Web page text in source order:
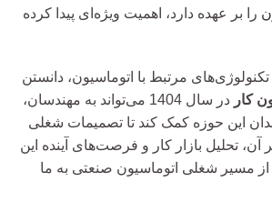
را بر عهده دارد، اهمیت ویژه‌ای پیدا کرده
مرتبط با اتوماسیون، دانستن
کار
در سال 1404 می‌تواند به مهندسان،
این حوزه کمک کند تا تصمیمات شغلی
آن، تحلیل بازار کار و فرصت‌های آینده این
مسیر شغلی اتوماسیون صنعتی به ما